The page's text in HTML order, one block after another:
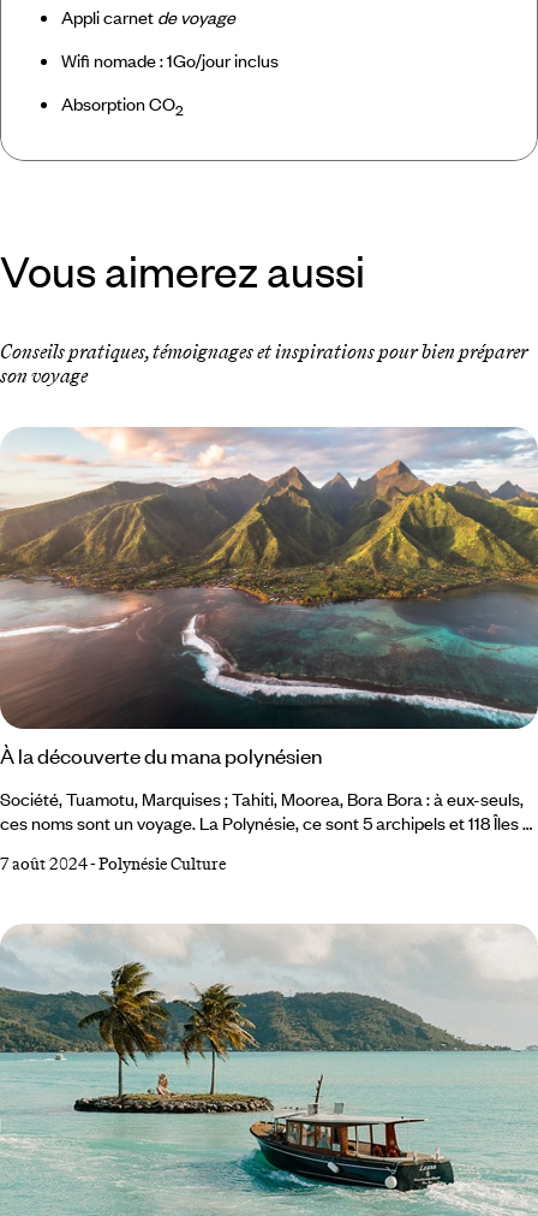
Appli carnet de voyage
Wifi nomade : 1Go/jour inclus
Absorption CO2
Vous aimerez aussi
Conseils pratiques, témoignages et inspirations pour bien préparer
son voyage
À la découverte du mana polynésien
Société, Tuamotu, Marquises ; Tahiti, Moorea, Bora Bora : à eux-seuls,
ces noms sont un voyage. La Polynésie, ce sont 5 archipels et 118 Îles et
la planète. La promesse de lagons turquoise ou céladon, de motu de
limpides et de la sarabande de cocotiers, les îles vibrent du mana, une
énergie spirituelle vitale au cœur de la culture polynésienne.
7 août 2024-Polynésie Culture